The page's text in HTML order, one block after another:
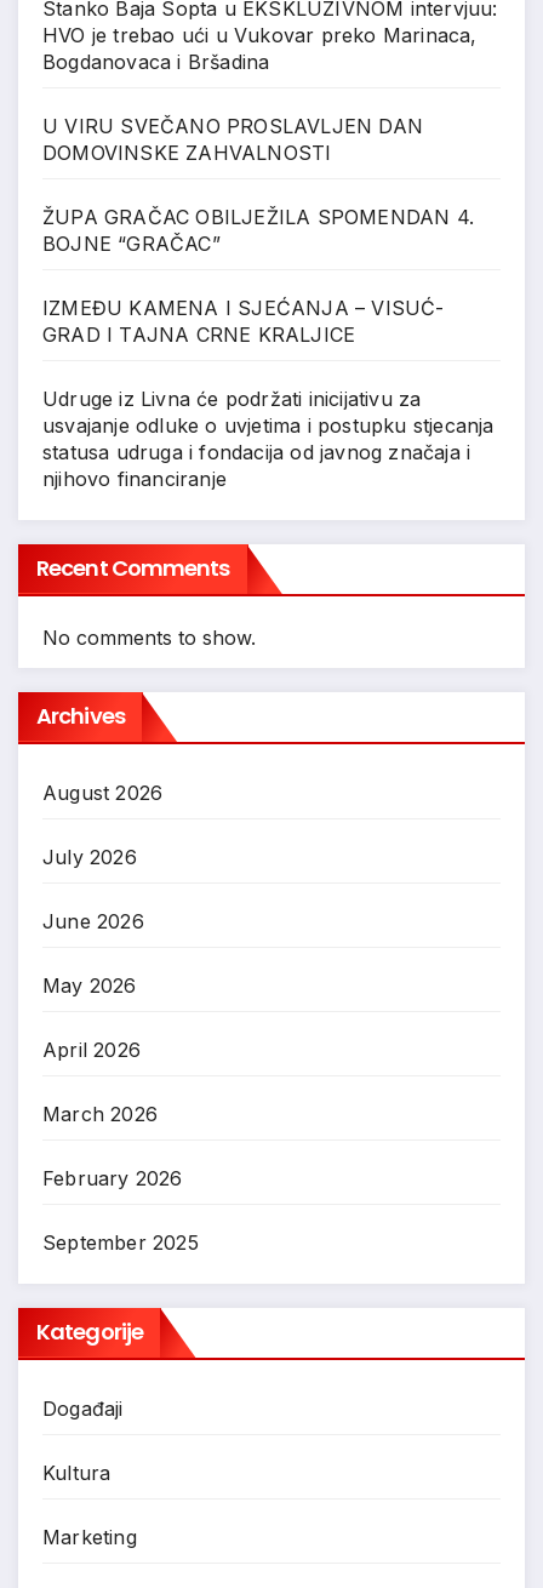
Stanko Baja Sopta u EKSKLUZIVNOM intervjuu:
HVO je trebao ući u Vukovar preko Marinaca,
Bogdanovaca i Bršadina
U VIRU SVEČANO PROSLAVLJEN DAN
DOMOVINSKE ZAHVALNOSTI
ŽUPA GRAČAC OBILJEŽILA SPOMENDAN 4.
BOJNE “GRAČAC”
IZMEĐU KAMENA I SJEĆANJA – VISUĆ-
GRAD I TAJNA CRNE KRALJICE
Udruge iz Livna će podržati inicijativu za
usvajanje odluke o uvjetima i postupku stjecanja
statusa udruga i fondacija od javnog značaja i
njihovo financiranje
Recent Comments
No comments to show.
Archives
August 2026
July 2026
June 2026
May 2026
April 2026
March 2026
February 2026
September 2025
Kategorije
Događaji
Kultura
Marketing